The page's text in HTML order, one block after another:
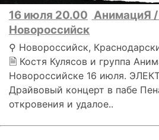
16 июля 20.00 АнимациЯ
Новороссийск
⚲ Новороссийск,
🗎 Костя Кулясов и группа
Новороссийске 16 июля.
Драйвовый концерт в пабе
откровения и удалое..